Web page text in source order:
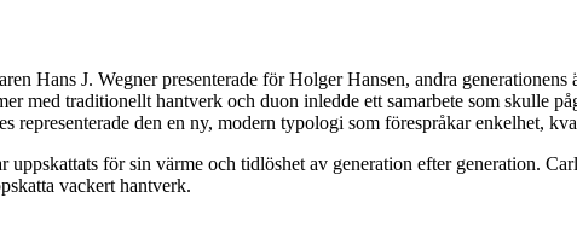
Hans J. Wegner presenterade för Holger Hansen, andra
med traditionellt hantverk och duon inledde ett samarbete som skulle
representerade den en ny, modern typologi som förespråkar enkelhet,
för sin värme och tidlöshet av generation efter generation.
vackert hantverk.